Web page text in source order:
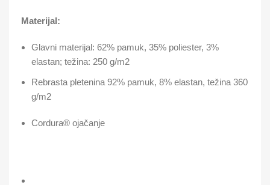
Materijal:
Glavni materijal: 62% pamuk, 35% poliester, 3%
elastan; težina: 250 g/m2
Rebrasta pletenina 92% pamuk, 8% elastan, težina 360
g/m2
Cordura® ojačanje